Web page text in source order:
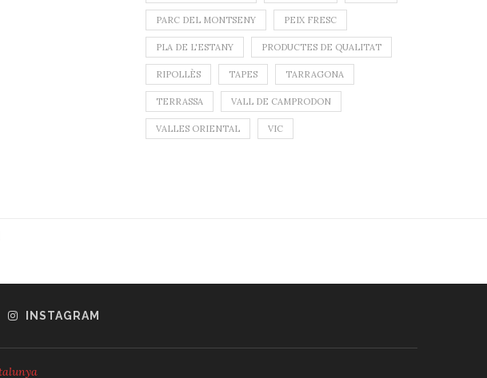
PARC DEL MONTSENY PEIX FRESC
PLA DE L'ESTANY PRODUCTES DE QUALITAT
RIPOLLÈS TAPES TARRAGONA
TERRASSA VALL DE CAMPRODON
VALLES ORIENTAL VIC
INSTAGRAM